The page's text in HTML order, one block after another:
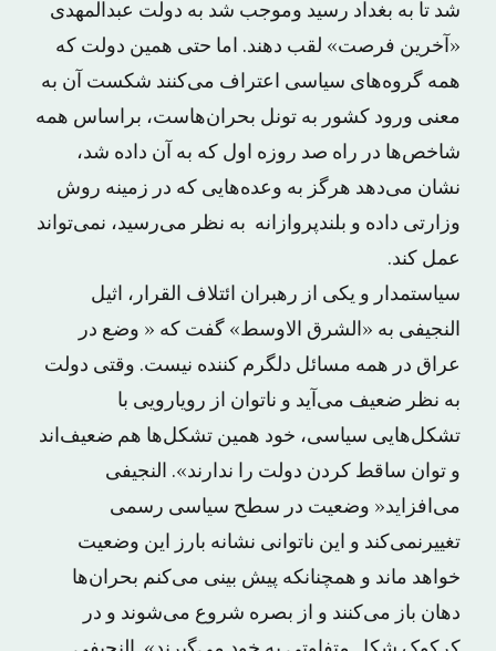
شد تا به بغداد رسید وموجب شد به دولت عبدالمهدی
«آخرین فرصت» لقب دهند. اما حتی همین دولت که
همه گروه‌های سیاسی اعتراف می‌کنند شکست آن به
معنی ورود کشور به تونل بحران‌هاست، براساس همه
شاخص‌ها در راه صد روزه اول که به آن داده شد،
نشان می‌دهد هرگز به وعده‌هایی که در زمینه روش
وزارتی داده و بلندپروازانه به نظر می‌رسید، نمی‌تواند
عمل کند.
سیاستمدار و یکی از رهبران ائتلاف القرار، اثیل
النجیفی به «الشرق الاوسط» گفت که « وضع در
عراق در همه مسائل دلگرم کننده نیست. وقتی دولت
به نظر ضعیف می‌آید و ناتوان از رویارویی با
تشکل‌هایی سیاسی، خود همین تشکل‌ها هم ضعیف‌اند
و توان ساقط کردن دولت را ندارند». النجیفی
می‌افزاید« وضعیت در سطح سیاسی رسمی
تغییرنمی‌کند و این ناتوانی نشانه بارز این وضعیت
خواهد ماند و همچنانکه پیش بینی می‌کنم بحران‌ها
دهان باز می‌کنند و از بصره شروع می‌شوند و در